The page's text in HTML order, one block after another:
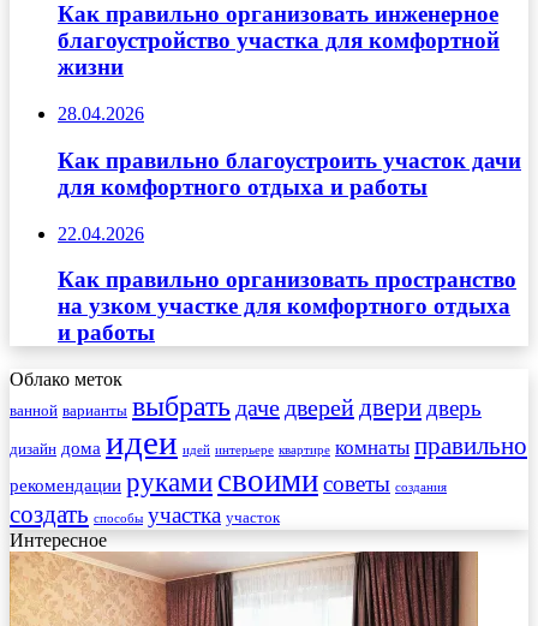
Как правильно организовать инженерное
благоустройство участка для комфортной
жизни
28.04.2026
Как правильно благоустроить участок дачи
для комфортного отдыха и работы
22.04.2026
Как правильно организовать пространство
на узком участке для комфортного отдыха
и работы
Облако меток
ванной варианты выбрать даче дверейдвери дверь
дизайн дома идеи идей интерьере квартире комнаты правильно
рекомендации руками своимисоветы создания
создать способы участка участок
Интересное